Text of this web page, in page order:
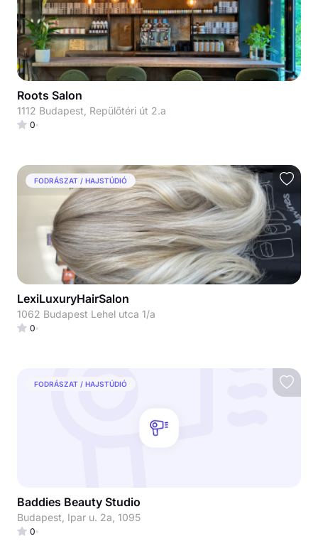
Roots Salon
1112 Budapest, Repülőtéri út 2.a
0
FODRÁSZAT / HAJSTÚDIÓ
LexiLuxuryHairSalon
1062 Budapest Lehel utca 1/a
0
FODRÁSZAT / HAJSTÚDIÓ
Baddies Beauty Studio
Budapest, Ipar u. 2a, 1095
0